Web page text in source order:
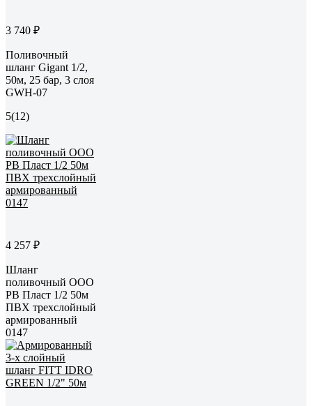
3 740 ₽
Поливочный
шланг Gigant 1/2,
50м, 25 бар, 3 слоя
GWH-07
5(12)
4 257 ₽
Шланг
поливочный ООО
РВ Пласт 1/2 50м
ПВХ трехслойный
армированный
0147